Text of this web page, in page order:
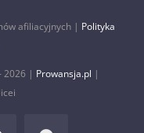
afiliacyjnych | Polityka
2026 | Prowansja.pl |